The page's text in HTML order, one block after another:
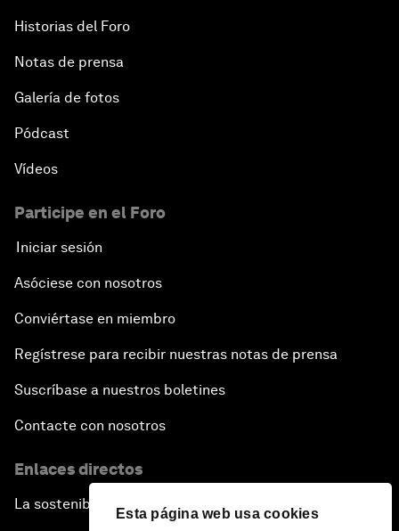
Esta página web usa cookies
Historias del Foro
Notas de prensa
Galería de fotos
Pódcast
Vídeos
Participe en el Foro
Iniciar sesión
Asóciese con nosotros
Conviértase en miembro
Regístrese para recibir nuestras notas de prensa
Suscríbase a nuestros boletines
Contacte con nosotros
Enlaces directos
La sostenibilidad en el Foro